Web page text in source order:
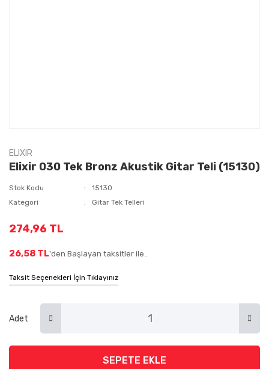
ELIXIR
Elixir 030 Tek Bronz Akustik Gitar Teli (15130)
Stok Kodu
15130
Kategori
Gitar Tek Telleri
274,96 TL
26,58 TL'den Başlayan taksitler ile..
Taksit Seçenekleri İçin Tıklayınız
Adet
SEPETE EKLE